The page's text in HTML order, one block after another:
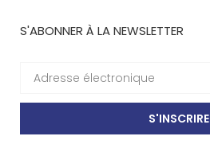
S'ABONNER À LA NEWSLETTER
S'INSCRIRE